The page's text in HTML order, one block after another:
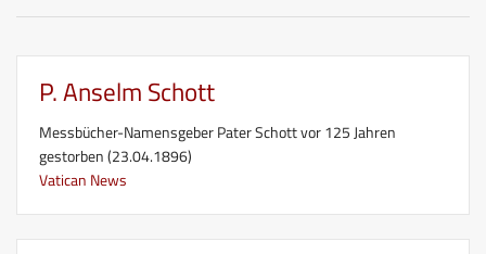
P. Anselm Schott
Messbücher-Namensgeber Pater Schott vor 125 Jahren
gestorben (23.04.1896)
Vatican News